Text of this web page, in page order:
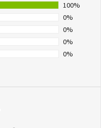
100%
0%
0%
0%
0%